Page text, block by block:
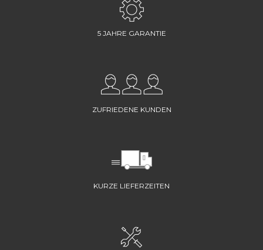
5 JAHRE GARANTIE
ZUFRIEDENE KUNDEN
KURZE LIEFERZEITEN